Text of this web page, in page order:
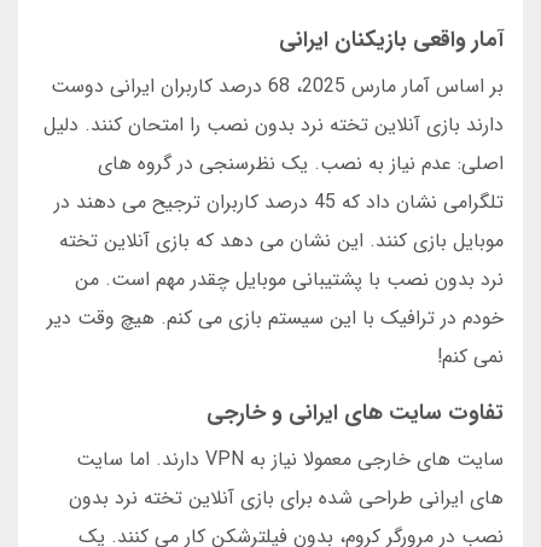
آمار واقعی بازیکنان ایرانی
بر اساس آمار مارس 2025، 68 درصد کاربران ایرانی دوست
دارند بازی آنلاین تخته نرد بدون نصب را امتحان کنند. دلیل
اصلی: عدم نیاز به نصب. یک نظرسنجی در گروه های
تلگرامی نشان داد که 45 درصد کاربران ترجیح می دهند در
موبایل بازی کنند. این نشان می دهد که بازی آنلاین تخته
نرد بدون نصب با پشتیبانی موبایل چقدر مهم است. من
خودم در ترافیک با این سیستم بازی می کنم. هیچ وقت دیر
نمی کنم!
تفاوت سایت های ایرانی و خارجی
سایت های خارجی معمولا نیاز به VPN دارند. اما سایت
های ایرانی طراحی شده برای بازی آنلاین تخته نرد بدون
نصب در مرورگر کروم، بدون فیلترشکن کار می کنند. یک